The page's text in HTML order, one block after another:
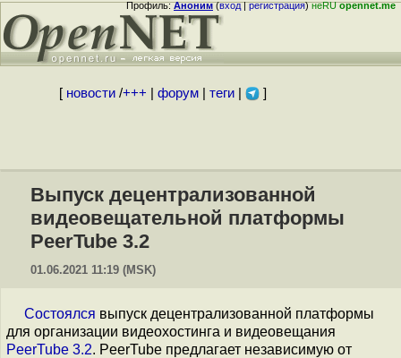
Профиль:Аноним(вход|регистрация)неRUopennet.me
[ новости/+++ форум| теги| ]
Выпуск децентрализованной
видеовещательной платформы
PeerTube 3.2
01.06.2021 11:19 (MSK)
Состоялся выпуск децентрализованной платформы
для организации видеохостинга и видеовещания
PeerTube 3.2. PeerTube предлагает независимую от